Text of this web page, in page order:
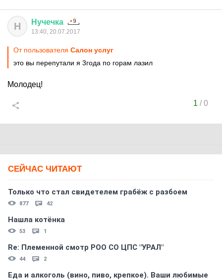
Н Нучечка
13:40, 20.07.2017
От пользователя Салон услуг
это вы перепутали я 3года по горам лазил
Молодец!
1 /0
СЕЙЧАС ЧИТАЮТ
Только что стал свидетелем грабёж с разбоем
877 42
Нашла котёнка
53 1
Re: Племеннoй смoтр РOO CO ЦПС "УРАЛ"
44 2
Еда и алкоголь (вино, пиво, крепкое). Ваши любимые